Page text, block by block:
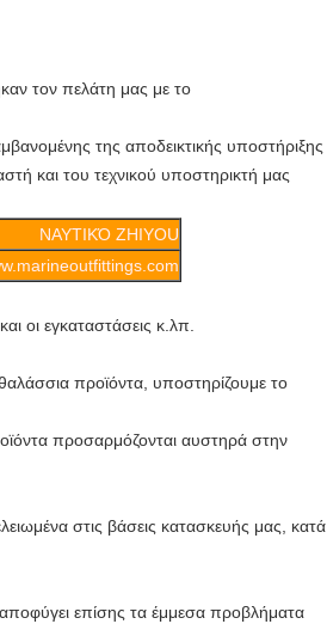
τον πελάτη μας με το
της αποδεικτικής υποστήριξης
και του τεχνικού υποστηρικτή μας
ΝΑΥΤΙΚΌ ZHIYOU
οι εγκαταστάσεις κ.λπ.
προϊόντα, υποστηρίζουμε το
προσαρμόζονται αυστηρά στην
στις βάσεις κατασκευής μας, κατά
επίσης τα έμμεσα προβλήματα